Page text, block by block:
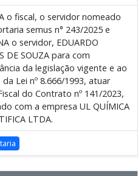
o fiscal, o servidor nomeado
semus n° 243/2025 e
o servidor, EDUARDO
DE SOUZA para com
da legislação vigente e ao
da Lei nº 8.666/1993, atuar
do Contrato nº 141/2023,
com a empresa UL QUÍMICA
LTDA.